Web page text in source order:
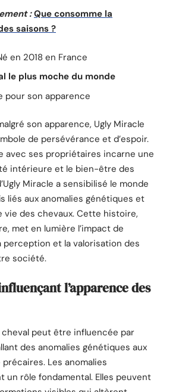
: Que consomme la
saisons ?
en 2018 en France
le plus moche du monde
pour son apparence
son apparence, Ugly Miracle
de persévérance et d’espoir.
avec ses propriétaires incarne une
intérieure et le bien-être des
Miracle a sensibilisé le monde
liés aux anomalies génétiques et
vie des chevaux. Cette histoire,
met en lumière l’impact de
perception et la valorisation des
société.
l’apparence des
cheval peut être influencée par
des anomalies génétiques aux
Les anomalies
un rôle fondamental. Elles peuvent